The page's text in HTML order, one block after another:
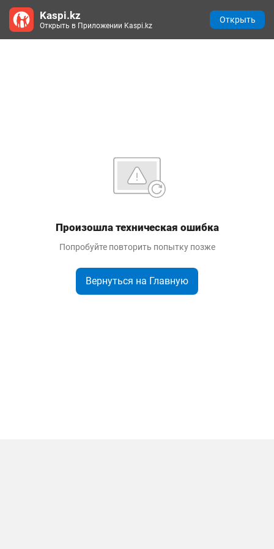
Произошла техническая ошибка
Попробуйте повторить попытку позже
Вернуться на Главную
Kaspi.kz
Открыть в Приложении Kaspi.kz
Открыть